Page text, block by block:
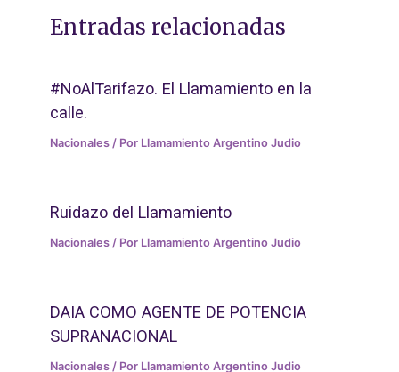
Entradas relacionadas
#NoAlTarifazo. El Llamamiento en la
calle.
Nacionales / Por Llamamiento Argentino Judio
Ruidazo del Llamamiento
Nacionales / Por Llamamiento Argentino Judio
DAIA COMO AGENTE DE POTENCIA
SUPRANACIONAL
Nacionales / Por Llamamiento Argentino Judio